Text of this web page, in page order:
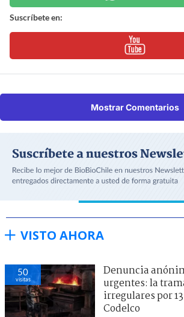
Suscríbete en:
Mostrar Comentarios
VISTO AHORA
50
visitas
Denuncia
urgentes: la
irregulares por
Codelco